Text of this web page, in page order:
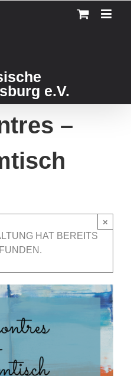
e.V.
–
HAT BEREITS
×